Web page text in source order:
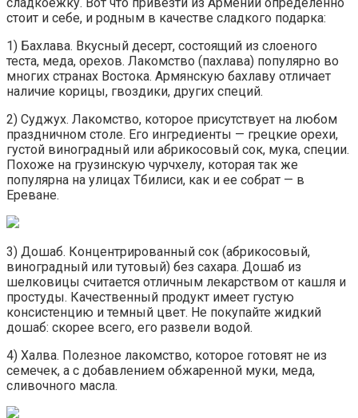
стоит и себе, и родным в качестве сладкого подарка:
1) Бахлава. Вкусный десерт, состоящий из слоеного
теста, меда, орехов. Лакомство (пахлава) популярно во
многих странах Востока. Армянскую бахлаву отличает
наличие корицы, гвоздики, других специй.
2) Суджух. Лакомство, которое присутствует на любом
праздничном столе. Его ингредиенты — грецкие орехи,
густой виноградный или абрикосовый сок, мука, специи.
Похоже на грузинскую чурчхелу, которая так же
популярна на улицах Тбилиси, как и ее собрат — в
Ереване.
3) Дошаб. Концентрированный сок (абрикосовый,
виноградный или тутовый) без сахара. Дошаб из
шелковицы считается отличным лекарством от кашля и
простуды. Качественный продукт имеет густую
консистенцию и темный цвет. Не покупайте жидкий
дошаб: скорее всего, его развели водой.
4) Халва. Полезное лакомство, которое готовят не из
семечек, а с добавлением обжаренной муки, меда,
сливочного масла.